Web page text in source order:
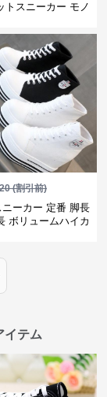
トスニーカー モノ
(割引前)
ーカー 定番 脚長
ボリュームハイカ
イテム